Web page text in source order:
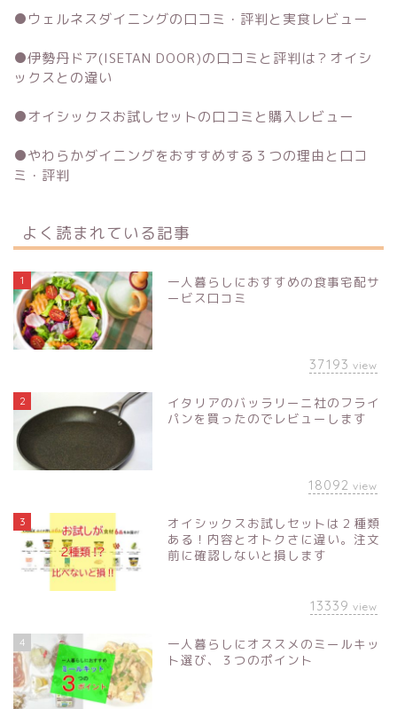
●ウェルネスダイニングの口コミ・評判と実食レビュー
●伊勢丹ドア(ISETAN DOOR)の口コミと評判は？オイシ
ックスとの違い
●オイシックスお試しセットの口コミと購入レビュー
●やわらかダイニングをおすすめする３つの理由と口コ
ミ・評判
よく読まれている記事
1
一人暮らしにおすすめの食事宅配サ
ービス口コミ
37193 view
2
イタリアのバッラリーニ社のフライ
パンを買ったのでレビューします
18092 view
3
オイシックスお試しセットは２種類
ある！内容とオトクさに違い。注文
前に確認しないと損します
13339 view
4
一人暮らしにオススメのミールキッ
ト選び、３つのポイント